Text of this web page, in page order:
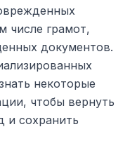
числе грамот,
документов.
некоторые
чтобы вернуть
и сохранить